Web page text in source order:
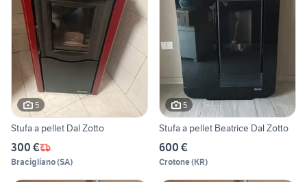
5
Stufa a pellet Dal Zotto
300 €
Bracigliano(SA)
5
Stufa a pellet Beatrice Dal Zotto
600 €
Crotone(KR)